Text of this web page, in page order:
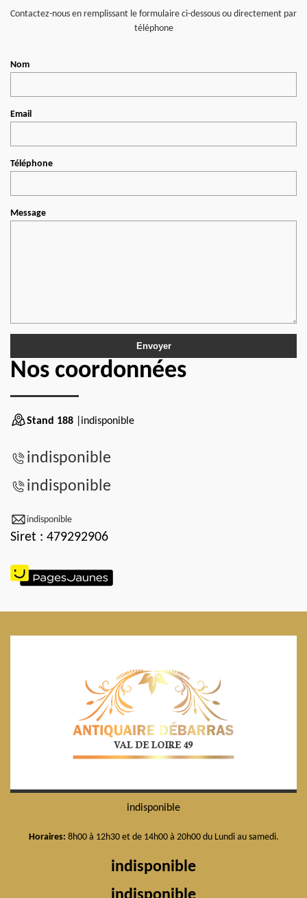
Contactez-nous en remplissant le formulaire ci-dessous ou directement par
téléphone
Nom
Email
Téléphone
Message
Nos coordonnées
Stand 188 |indisponible
indisponible
indisponible
indisponible
Siret : 479292906
indisponible
Horaires: 8h00 à 12h30 et de 14h00 à 20h00 du Lundi au samedi.
indisponible